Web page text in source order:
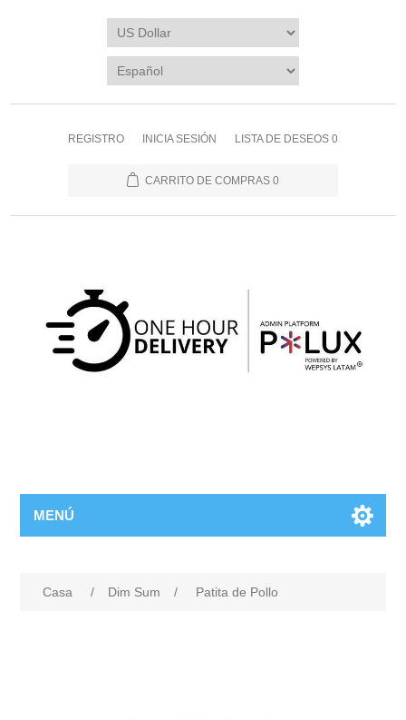
REGISTRO INICIA SESIÓN LISTA DE DESEOS 0
CARRITO DE COMPRAS 0
MENÚ
Casa / Dim Sum / Patita de Pollo